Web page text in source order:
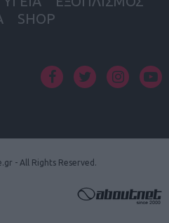
SHOP
- All Rights Reserved.